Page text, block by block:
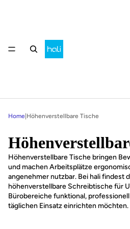
Home Höhenverstellbare Tische
Höhenverstellbare Tische bringen
und machen Arbeitsplätze
angenehmer nutzbar. Bei hali findest
höhenverstellbare Schreibtische für
Bürobereiche funktional,
täglichen Einsatz einrichten möchten.